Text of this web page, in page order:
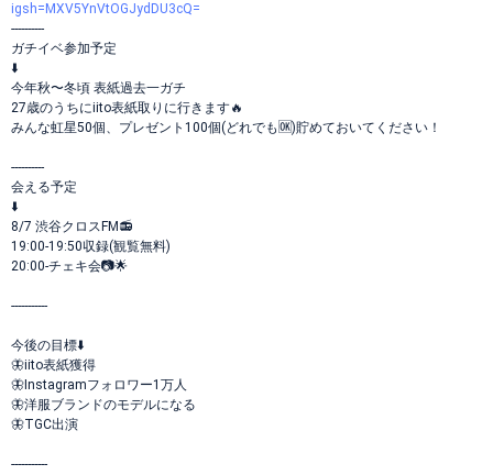
igsh=MXV5YnVtOGJydDU3cQ=
----------
ガチイベ参加予定
⬇️
今年秋〜冬頃 表紙過去一ガチ
27歳のうちにiito表紙取りに行きます🔥
みんな虹星50個、プレゼント100個(どれでも🆗)貯めておいてください！
----------
会える予定
⬇️
8/7 渋谷クロスFM📻
19:00-19:50収録(観覧無料)
20:00-チェキ会📷🌟
-----------
今後の目標⬇️
🦋iito表紙獲得
🦋Instagramフォロワー1万人
🦋洋服ブランドのモデルになる
🦋TGC出演
-----------